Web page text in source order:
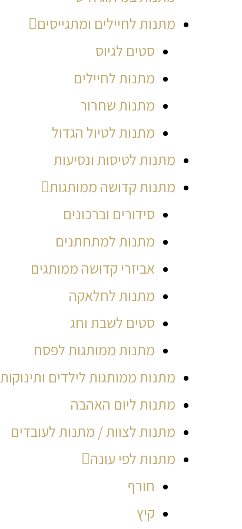
מתנות לחיילים ומתגייסים
סטים לגיוס
מתנות לחיילים
מתנות שחרור
מתנות לטיול הגדול
מתנות לטיסות ונסיעות
מתנות קדושה ממותגות
סידורים וברכונים
מתנות למתחתנים
אביזרי קדושה ממותגים
מתנות לחלאקה
סטים לשבת וחג
מתנות ממותגות לפסח
מתנות ממותגות לילדים ותינוקות
מתנות ליום האהבה
מתנות לצוות / מתנות לעובדים
מתנות לפי עונה
חורף
קיץ